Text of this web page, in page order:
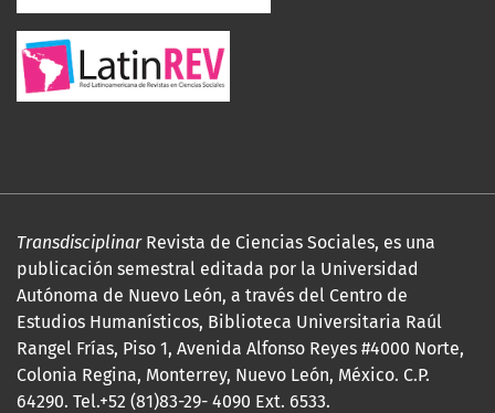
TransdisciplinarRevista de Ciencias Sociales, es una
publicación semestral editada por la Universidad
Autónoma de Nuevo León, a través del Centro de
Estudios Humanísticos, Biblioteca Universitaria Raúl
Rangel Frías, Piso 1, Avenida Alfonso Reyes #4000 Norte,
Colonia Regina, Monterrey, Nuevo León, México. C.P.
64290. Tel.+52 (81)83-29- 4090 Ext. 6533.